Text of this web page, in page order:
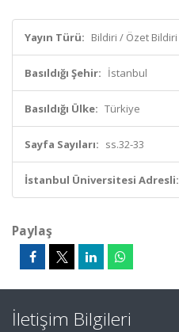
Yayın Türü: Bildiri / Özet Bildiri
Basıldığı Şehir: İstanbul
Basıldığı Ülke: Türkiye
Sayfa Sayıları: ss.32-33
İstanbul Üniversitesi Adresli:
Paylaş
İletişim Bilgileri